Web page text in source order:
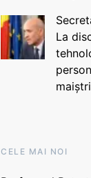
La
CELE MAI NOI